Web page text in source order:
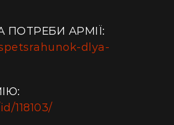
ПОТРЕБИ АРМІЇ:
dlya-
118103/